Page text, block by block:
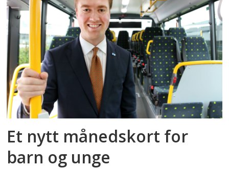
Et nytt månedskort for
barn og unge